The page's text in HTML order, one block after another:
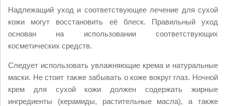
Надлежащий уход и соответствующее лечение для сухой
кожи могут восстановить её блеск. Правильный уход
основан на использовании соответствующих
косметических средств.
Следует использовать увлажняющие крема и натуральные
маски. Не стоит также забывать о коже вокруг глаз. Ночной
крем для сухой кожи должен содержать жирные
ингредиенты (керамиды, растительные масла), а также